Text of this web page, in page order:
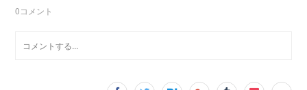
0コメント